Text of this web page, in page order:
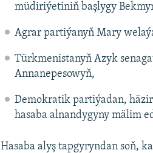
müdiriýetiniň başlygy
Agrar partiýanyň Mary
Türkmenistanyň Azyk
Annanepesowyň,
Demokratik partiýadan,
hasaba alnandygyny mälim
Hasaba alyş tapgyryndan soň,